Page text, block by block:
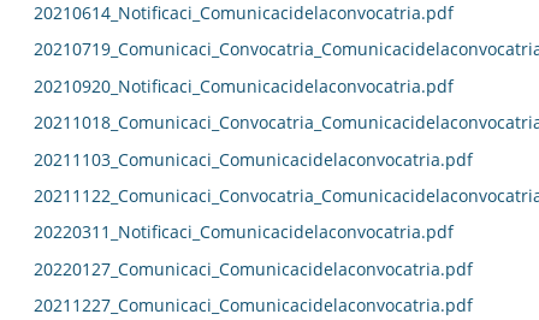
20210614_Notificaci_Comunicacidelaconvocatria.pdf
20210920_Notificaci_Comunicacidelaconvocatria.pdf
20211103_Comunicaci_Comunicacidelaconvocatria.pdf
20220311_Notificaci_Comunicacidelaconvocatria.pdf
20220127_Comunicaci_Comunicacidelaconvocatria.pdf
20211227_Comunicaci_Comunicacidelaconvocatria.pdf